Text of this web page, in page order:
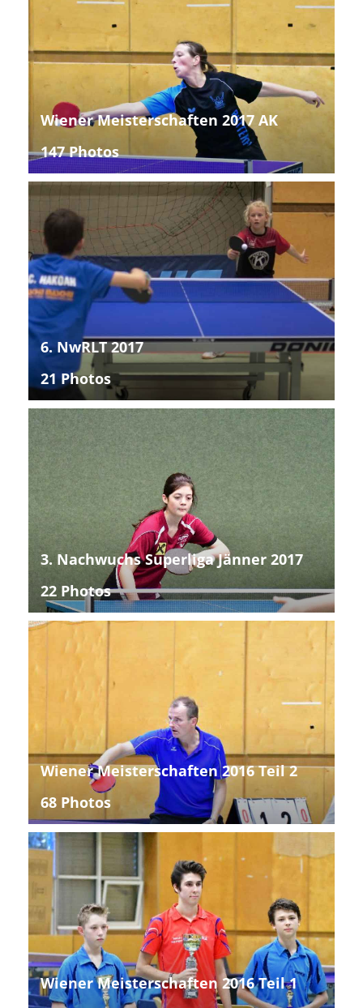
Wiener Meisterschaften 2017 AK
147 Photos
6. NwRLT 2017
21 Photos
3. Nachwuchs Superliga Jänner 2017
22 Photos
Wiener Meisterschaften 2016 Teil 2
68 Photos
Wiener Meisterschaften 2016 Teil 1